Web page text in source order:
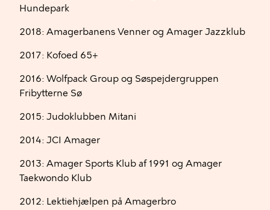
Hundepark
2018: Amagerbanens Venner og Amager Jazzklub
2017: Kofoed 65+
2016: Wolfpack Group og Søspejdergruppen
Fribytterne Sø
2015: Judoklubben Mitani
2014: JCI Amager
2013: Amager Sports Klub af 1991 og Amager
Taekwondo Klub
2012: Lektiehjælpen på Amagerbro